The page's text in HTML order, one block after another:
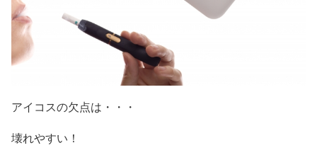
アイコスの欠点は・・・
壊れやすい！